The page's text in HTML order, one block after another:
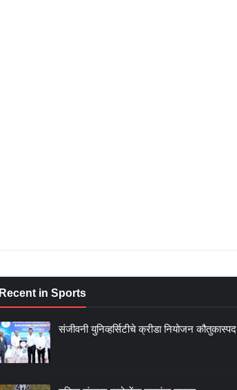
Recent in Sports
संजीवनी युनिव्हर्सिटीचे क्रीडा नियोजन कौतुकास्पद